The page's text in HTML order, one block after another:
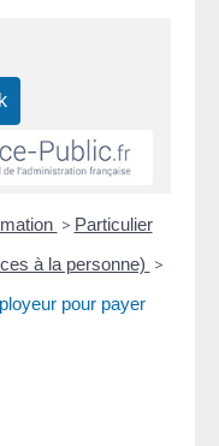
> Particulier
à la personne) >
pour payer